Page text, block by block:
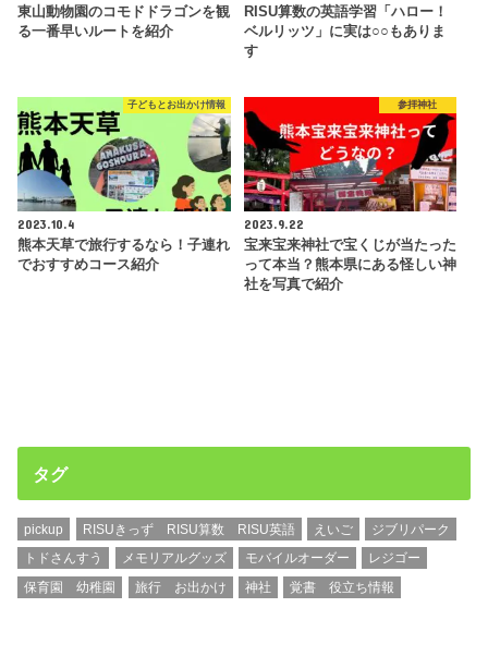
東山動物園のコモドドラゴンを観
る一番早いルートを紹介
RISU算数の英語学習「ハロー！
ベルリッツ」に実は○○もありま
す
子どもとお出かけ情報
2023.10.4
熊本天草で旅行するなら！子連れ
でおすすめコース紹介
参拝神社
2023.9.22
宝来宝来神社で宝くじが当たった
って本当？熊本県にある怪しい神
社を写真で紹介
タグ
pickup RISUきっず RISU算数 RISU英語 えいご
ジブリパーク
トドさんすう
メモリアルグッズ モバイルオーダー
レジゴー
保育園 幼稚園
旅行 お出かけ 神社 覚書 役立ち情報